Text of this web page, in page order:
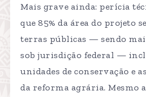
Mais grave ainda: perícia
que 85% da área do projeto
terras públicas — sendo
sob jurisdição federal —
unidades de conservação e
da reforma agrária. Mesmo